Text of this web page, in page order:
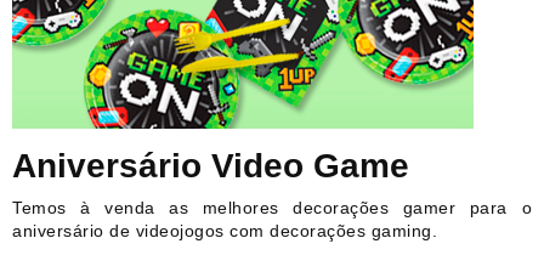
Aniversário Video Game
Temos à venda as melhores decorações gamer para o
aniversário de videojogos com decorações gaming.